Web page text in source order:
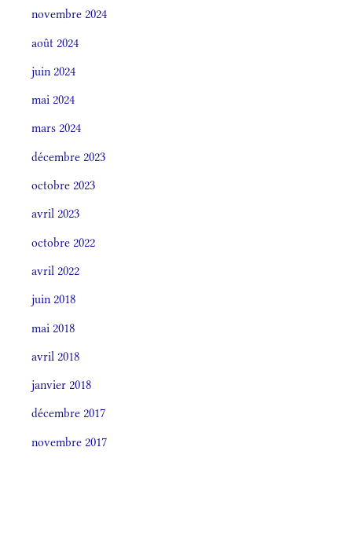
novembre 2024
août 2024
juin 2024
mai 2024
mars 2024
décembre 2023
octobre 2023
avril 2023
octobre 2022
avril 2022
juin 2018
mai 2018
avril 2018
janvier 2018
décembre 2017
novembre 2017